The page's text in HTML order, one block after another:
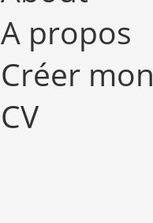
A propos
Créer
CV